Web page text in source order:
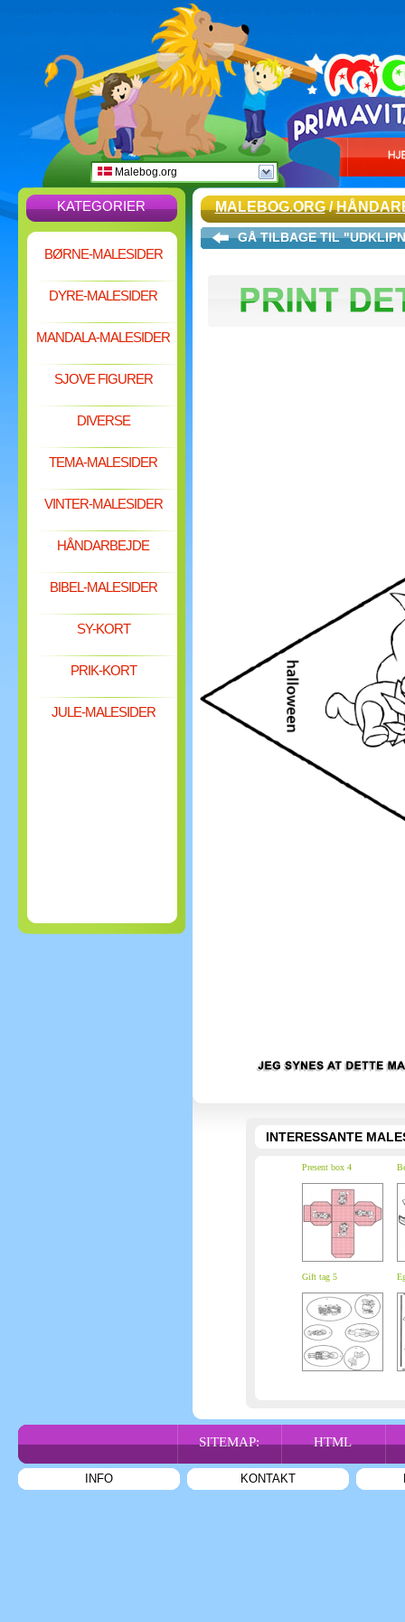
Malebog.org
KATEGORIER
BØRNE-MALESIDER
DYRE-MALESIDER
MANDALA-MALESIDER
SJOVE FIGURER
DIVERSE
TEMA-MALESIDER
VINTER-MALESIDER
HÅNDARBEJDE
BIBEL-MALESIDER
SY-KORT
PRIK-KORT
JULE-MALESIDER
MALEBOG.ORG/
GÅ TILBAGE TIL
INTERESSANTE
Present box 4
Gift tag 5
SITEMAP: HTML
INFO KONTAKT